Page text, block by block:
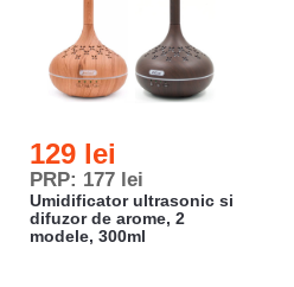
129 lei
PRP: 177 lei
Umidificator ultrasonic si
difuzor de arome, 2
modele, 300ml